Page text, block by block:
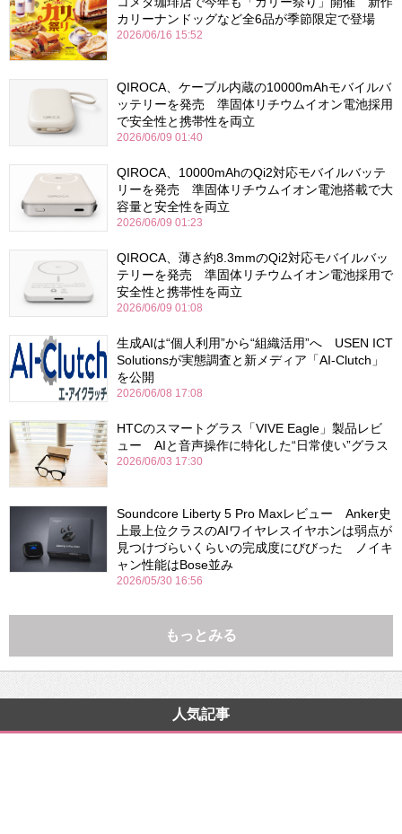
カリーナンドッグなど全6品が季節限定で登場
2026/06/16 15:52
QIROCA、ケーブル内蔵の10000mAhモバイルバ
ッテリーを発売 準固体リチウムイオン電池採用
で安全性と携帯性を両立
2026/06/09 01:40
QIROCA、10000mAhのQi2対応モバイルバッテ
リーを発売 準固体リチウムイオン電池搭載で大
容量と安全性を両立
2026/06/09 01:23
QIROCA、薄さ約8.3mmのQi2対応モバイルバッ
テリーを発売 準固体リチウムイオン電池採用で
安全性と携帯性を両立
2026/06/09 01:08
生成AIは“個人利用”から“組織活用”へ USEN ICT
Solutionsが実態調査と新メディア「AI-Clutch」
を公開
2026/06/08 17:08
HTCのスマートグラス「VIVE Eagle」製品レビ
ュー AIと音声操作に特化した“日常使い”グラス
2026/06/03 17:30
Soundcore Liberty 5 Pro Maxレビュー Anker史
上最上位クラスのAIワイヤレスイヤホンは弱点が
見つけづらいくらいの完成度にびびった ノイキ
ャン性能はBose並み
2026/05/30 16:56
もっとみる
人気記事